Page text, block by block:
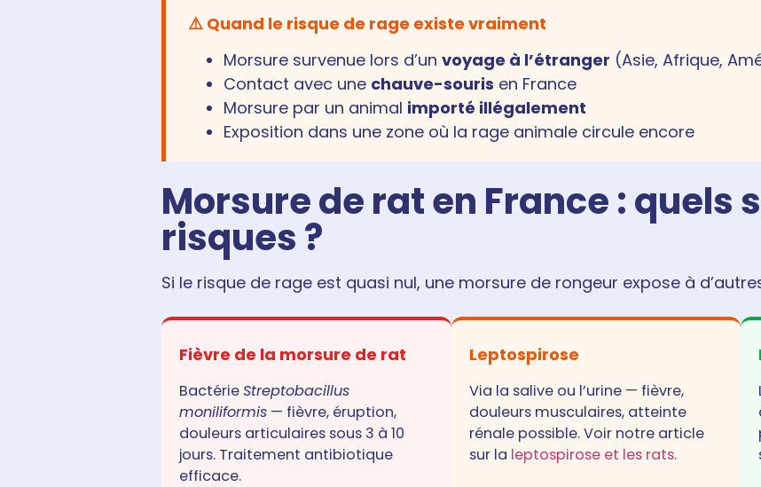
⚠️ Quand le risque de rage existe vraiment
Morsure survenue lors d’un voyage à l’étranger (Asie, Afrique,
Contact avec une chauve-souris en France
Morsure par un animal importé illégalement
Exposition dans une zone où la rage animale circule encore
Morsure de rat en France : quels
risques ?
Si le risque de rage est quasi nul, une morsure de rongeur expose à
Fièvre de la morsure de rat
BactérieStreptobacillus
moniliformis — fièvre, éruption,
douleurs articulaires sous 3 à 10
jours. Traitement antibiotique
efficace.
Leptospirose
Via la salive ou l’urine — fièvre,
douleurs musculaires, atteinte
rénale possible. Voir notre article
sur la leptospirose et les rats.